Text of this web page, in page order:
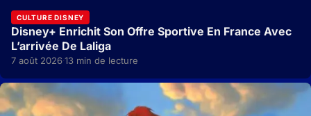
CULTURE DISNEY
Disney+ Enrichit Son Offre Sportive En France Avec
L’arrivée De Laliga
7 août 2026·13 min de lecture